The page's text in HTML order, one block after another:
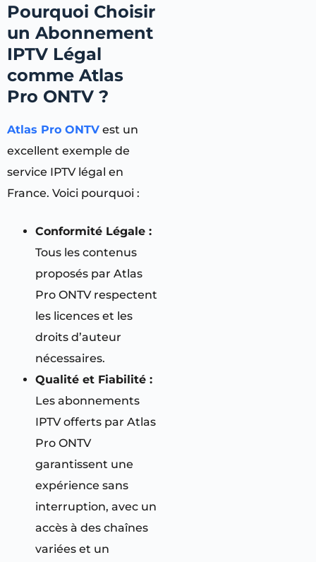
Pourquoi Choisir
un Abonnement
IPTV Légal
comme Atlas
Pro ONTV ?
Atlas Pro ONTV est un
excellent exemple de
service IPTV légal en
France. Voici pourquoi :
Conformité Légale :
Tous les contenus
proposés par Atlas
Pro ONTV respectent
les licences et les
droits d’auteur
nécessaires.
Qualité et Fiabilité :
Les abonnements
IPTV offerts par Atlas
Pro ONTV
garantissent une
expérience sans
interruption, avec un
accès à des chaînes
variées et un